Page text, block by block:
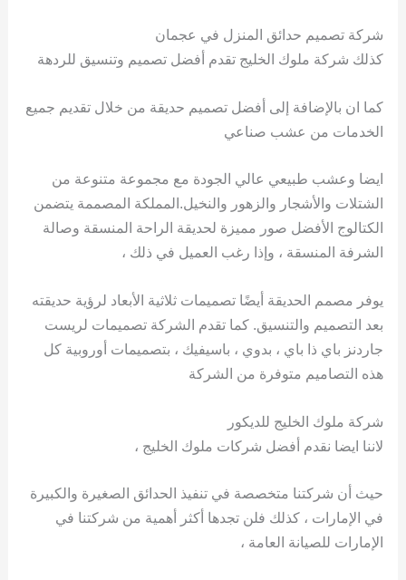
شركة تصميم حدائق المنزل في عجمان
كذلك شركة ملوك الخليج تقدم أفضل تصميم وتنسيق للردهة
كما ان بالإضافة إلى أفضل تصميم حديقة من خلال تقديم جميع
الخدمات من عشب صناعي
ايضا وعشب طبيعي عالي الجودة مع مجموعة متنوعة من
الشتلات والأشجار والزهور والنخيل.المملكة المصممة يتضمن
الكتالوج الأفضل صور مميزة لحديقة الراحة المنسقة وصالة
الشرفة المنسقة ، وإذا رغب العميل في ذلك ،
يوفر مصمم الحديقة أيضًا تصميمات ثلاثية الأبعاد لرؤية حديقته
بعد التصميم والتنسيق. كما تقدم الشركة تصميمات لريست
جاردنز باي ذا باي ، بدوي ، باسيفيك ، بتصميمات أوروبية كل
هذه التصاميم متوفرة من الشركة
شركة ملوك الخليج للديكور
لاننا ايضا نقدم أفضل شركات ملوك الخليج ،
حيث أن شركتنا متخصصة في تنفيذ الحدائق الصغيرة والكبيرة
في الإمارات ، كذلك فلن تجدها أكثر أهمية من شركتنا في
الإمارات للصيانة العامة ،